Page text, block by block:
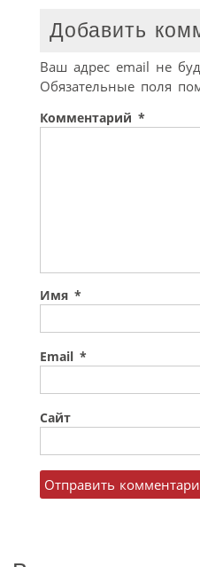
Добавить
Ваш адрес email не
Обязательные поля
Комментарий *
Имя *
Email *
Сайт